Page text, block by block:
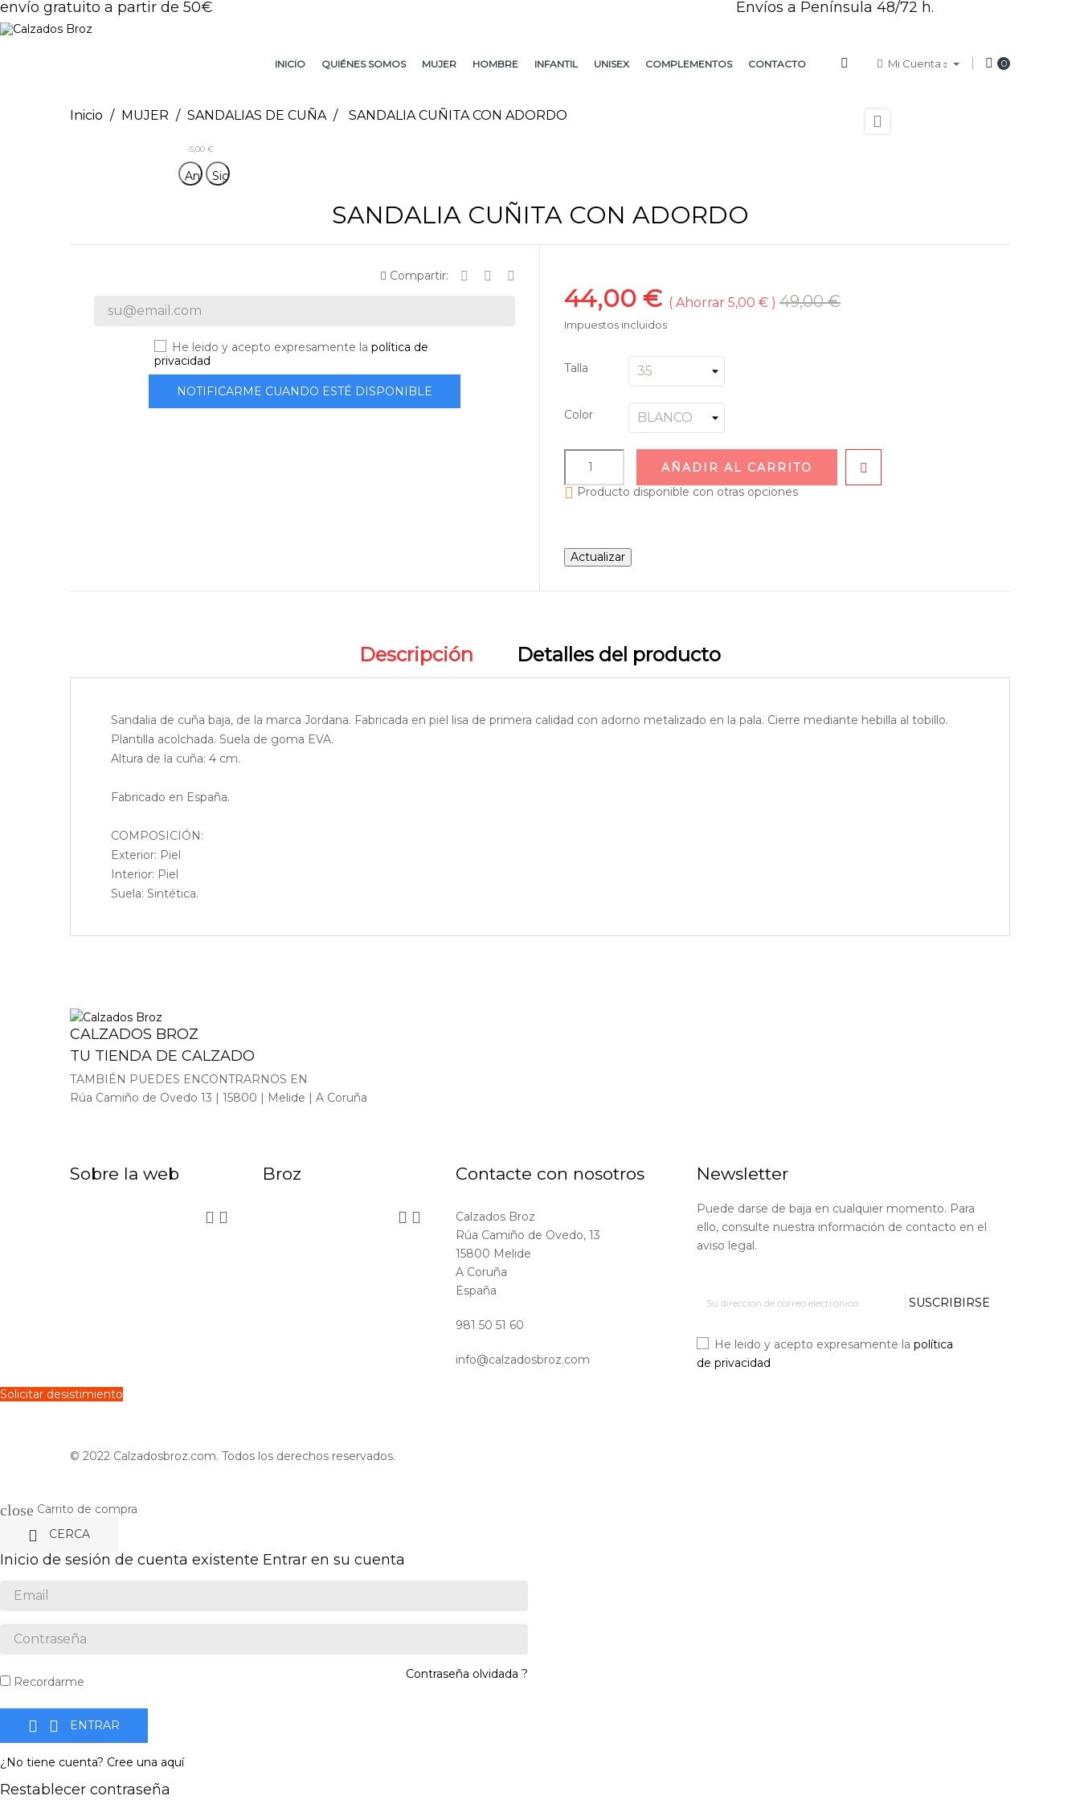
envío gratuito a partir de 50€ Envíos a Península 48/72 h.
INICIO QUIÉNES SOMOS MUJER HOMBRE INFANTIL UNISEX COMPLEMENTOS CONTACTO Mi Cuenta 0
Inicio MUJER SANDALIAS DE CUÑA SANDALIA CUÑITA CON ADORDO
-5,00 €

AnteriorSiguiente
SANDALIA CUÑITA CON ADORDO
Compartir:
He leido y acepto expresamente lapolítica de
privacidad
NOTIFICARME CUANDO ESTÉ DISPONIBLE
44,00 € Ahorrar 5,00 € 49,00 €
Impuestos incluidos
Talla
Color
AÑADIR AL CARRITO
 Producto disponible con otras opciones
Descripción Detalles del producto
Sandalia de cuña baja, de la marca Jordana. Fabricada en piel lisa de primera calidad con adorno metalizado en la pala. Cierre mediante hebilla al tobillo.
Plantilla acolchada. Suela de goma EVA.
Altura de la cuña: 4 cm.
Fabricado en España.
COMPOSICIÓN:
Exterior: Piel
Interior: Piel
Suela: Sintética.
CALZADOS BROZ
TU TIENDA DE CALZADO
TAMBIÉN PUEDES ENCONTRARNOS EN
Rúa Camiño de Ovedo 13 | 15800 | Melide | A Coruña
Sobre la web
 
Broz
 
Contacte con nosotros
Calzados Broz
Rúa Camiño de Ovedo, 13
15800 Melide
A Coruña
España
981 50 51 60
info@calzadosbroz.com
Newsletter
Puede darse de baja en cualquier momento. Para
ello, consulte nuestra información de contacto en el
aviso legal.
SUSCRIBIRSE
He leido y acepto expresamente la política
de privacidad
Solicitar desistimiento
© 2022 Calzadosbroz.com. Todos los derechos reservados.
close Carrito de compra
 CERCA
Inicio de sesión de cuenta existente Entrar en su cuenta
Recordarme
Contraseña olvidada ?
  ENTRAR
¿No tiene cuenta? Cree una aquí
Restablecer contraseña